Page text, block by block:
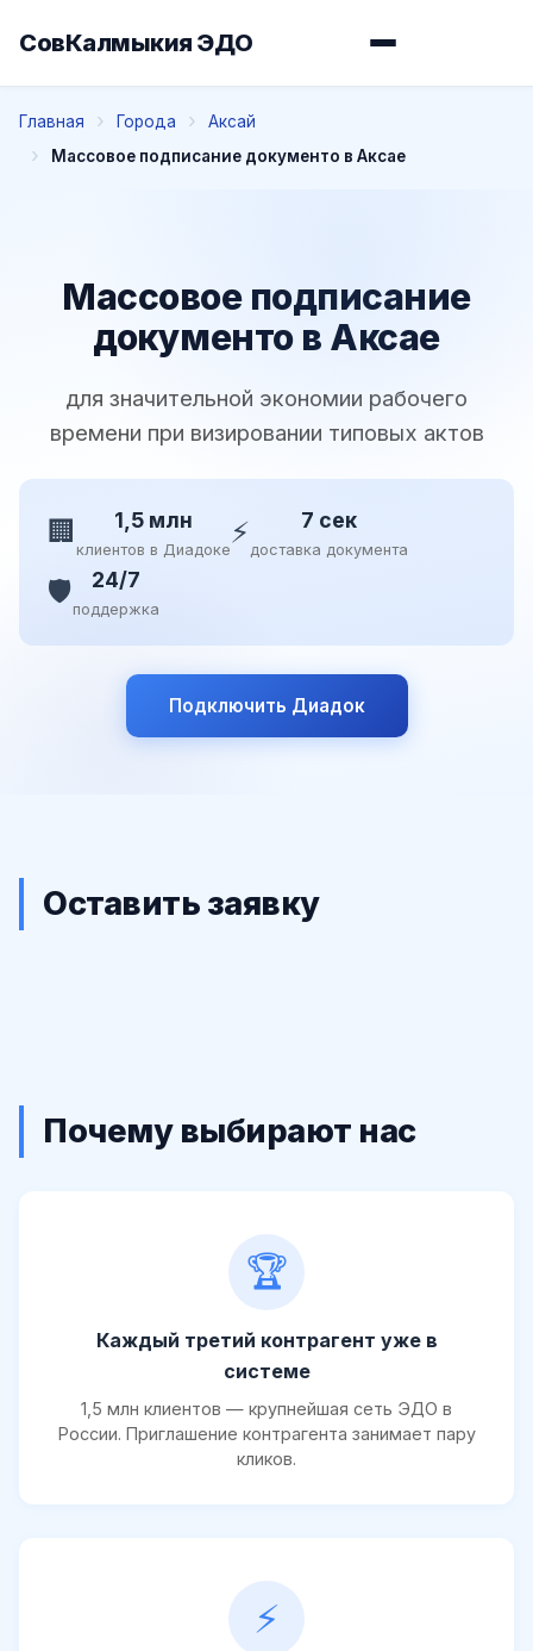
СовКалмыкия ЭДО
Главная Города
Аксай
Массовое подписание документо в Аксае
Массовое подписание
документо в Аксае
для значительной экономии рабочего
времени при визировании типовых актов
🏢 1,5 млн
клиентов в Диадоке⚡ 7 сек
доставка документа
🛡️ 24/7
поддержка
Подключить Диадок
Оставить заявку
Почему выбирают нас
🏆
Каждый третий контрагент уже в
системе
1,5 млн клиентов — крупнейшая сеть ЭДО в
России. Приглашение контрагента занимает пару
кликов.
⚡